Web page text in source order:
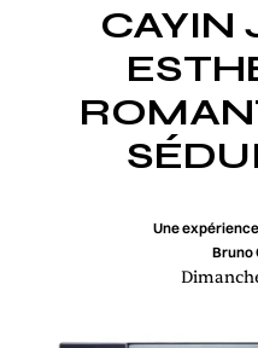
CAYIN
Une
Bruno